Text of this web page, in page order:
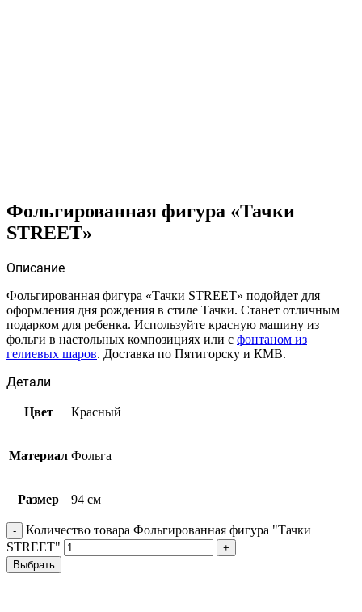
Фольгированная фигура «Тачки
STREET»
Описание
Фольгированная фигура «Тачки STREET» подойдет для
оформления дня рождения в стиле Тачки. Станет отличным
подарком для ребенка. Используйте красную машину из
фольги в настольных композициях или с фонтаном из
гелиевых шаров. Доставка по Пятигорску и КМВ.
Детали
Цвет Красный
Материал Фольга
Размер 94 см
Количество товара Фольгированная фигура "Тачки
STREET"
Выбрать